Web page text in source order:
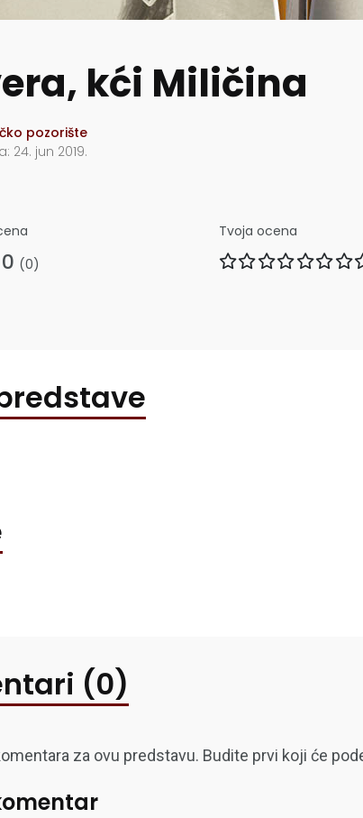
kći Miličina
pozorište
24. jun 2019.
(0)
Tvoja ocena
(0)
za ovu predstavu. Budite prvi koji će